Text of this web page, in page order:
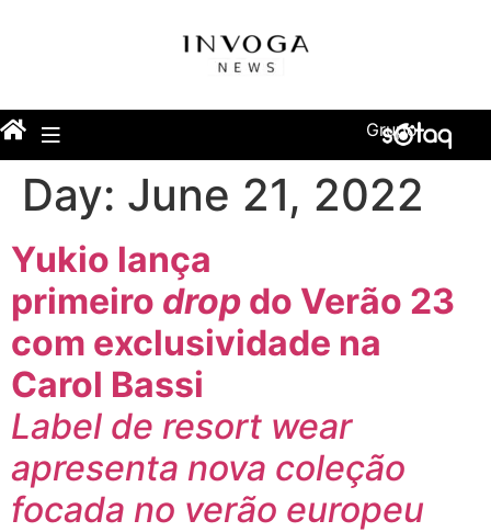
Grupo
Day: June 21, 2022
Yukio lança
primeiro drop do Verão 23
com exclusividade na
Carol Bassi
Label de resort wear
apresenta nova coleção
focada no verão europeu